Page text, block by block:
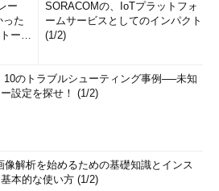
ー
った
ール
SORACOMの、IoTプラットフォ
ームサービスとしてのインパクト
(1/2)
10のトラブルシューティング事例──未知
設定を探せ！ (1/2)
像解析を始めるための基礎知識とインス
基本的な使い方 (1/2)